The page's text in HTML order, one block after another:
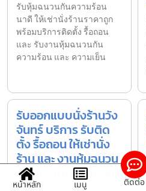
รับหุ้มฉนวนกันความร้อน
นาดี ให้เช่านั่งร้านราคาถูก
พร้อมบริการติดตั้ง รื้อถอน
และ รับงานหุ้มฉนวนกัน
ความร้อน และ ความเย็น
รับออกแบบนั่งร้านวัง
จันทร์ บริการ รับติด
ตั้ง รื้อถอน ให้เช่านั่ง
ร้าน และ งานหุ้มฉนวน
รวมทั้งติดตั้งแผ่นอลูมิ
หน้าหลัก เมนู ติดต่อ